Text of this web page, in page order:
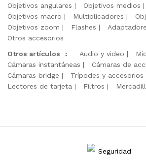
Objetivos angulares
Objetivos medios
Objetivos macro
Multiplicadores
Objetivos zoom
Flashes
Otros accesorios
Otros artículos
: Audio y video
Cámaras instantáneas
Cámaras de
Cámaras bridge
Trípodes y accesorios
Lectores de tarjeta
Filtros